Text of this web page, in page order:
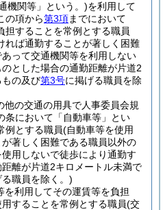
機関等」という。)を利用して
の項から第3項までにおいて
担することを常例とする職員
れば通勤することが著しく困難
って交通機関等を利用しない
とした場合の通勤距離が片道2
の及び第3号に掲げる職員を除
他の交通の用具で人事委員会規
条において「自動車等」とい
例とする職員(自動車等を使用
著しく困難である職員以外の
用しないで徒歩により通勤す
離が片道2キロメートル未満で
る職員を除く。)
を利用してその運賃等を負担
することを常例とする職員(交